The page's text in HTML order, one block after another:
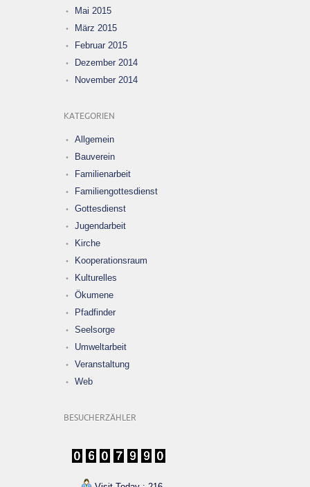
Mai 2015
März 2015
Februar 2015
Dezember 2014
November 2014
KATEGORIEN
Allgemein
Bauverein
Familienarbeit
Familiengottesdienst
Gottesdienst
Jugendarbeit
Kirche
Kooperationsraum
Kulturelles
Ökumene
Pfadfinder
Seelsorge
Umweltarbeit
Veranstaltung
Web
BESUCHERZÄHLER